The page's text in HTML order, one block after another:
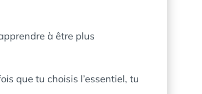
à être plus
que tu choisis l’essentiel, tu